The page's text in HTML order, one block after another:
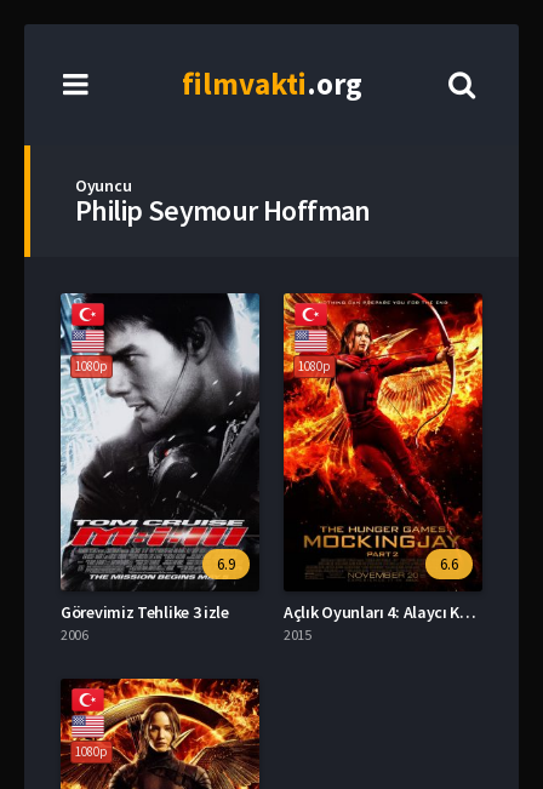
filmvakti.org
Oyuncu
Philip Seymour Hoffman
1080p
6.9
Görevimiz Tehlike 3 izle
2006
1080p
6.6
Açlık Oyunları 4: Alaycı Kuş – Bölüm 2 izle
2015
1080p